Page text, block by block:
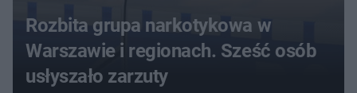
Rozbita grupa narkotykowa w
Warszawie i regionach. Sześć osób
usłyszało zarzuty